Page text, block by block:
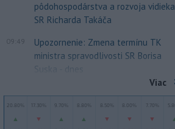
pôdohospodárstva a rozvoja vidieka
SR Richarda Takáča
09:49
Upozornenie: Zmena termínu TK
ministra spravodlivosti SR Borisa
Suska - dnes
Viac